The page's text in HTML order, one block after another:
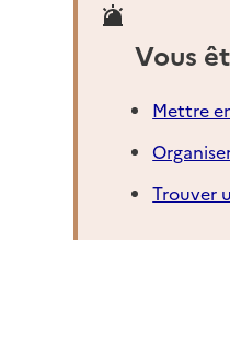
Vous
Mettre
Trouver